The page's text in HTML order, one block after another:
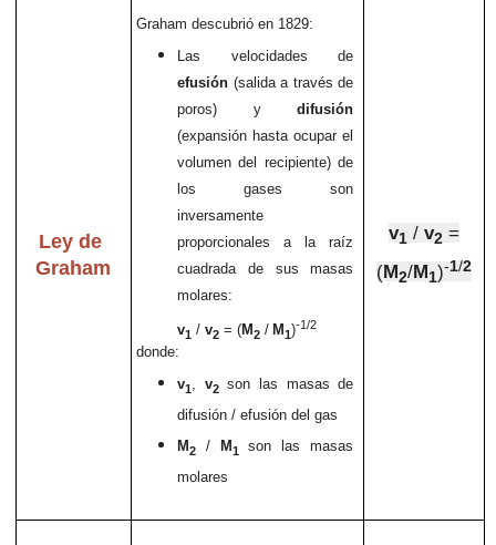
Ley de
Graham
Graham descubrió en 1829:
Las velocidades de
efusión (salida a través de
poros) ydifusión
(expansión hasta ocupar el
volumen del recipiente) de
los gases son
inversamente
proporcionales a la raíz
cuadrada de sus masas
molares:
v1 /v2 = (M2 / M1)-1/2
donde:
v1, v2
son las masas de
difusión / efusión del gas
M2 / M1 son las masas
molares
v1 / v2 =
(M2/M1)-1/2